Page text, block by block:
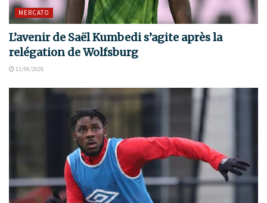
MERCATO
L’avenir de Saël Kumbedi s’agite après la
relégation de Wolfsburg
11/06/2026